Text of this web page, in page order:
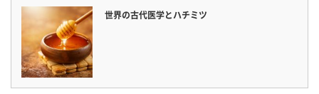
世界の古代医学とハチミツ